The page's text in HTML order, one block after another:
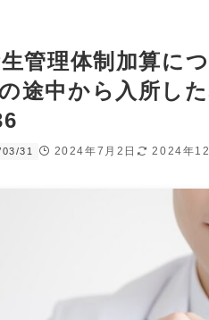
生管理体制加算に
途中から入所し
31 2024年7月2日 2024年12